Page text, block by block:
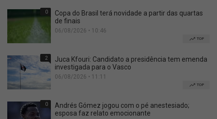
0
Copa do Brasil terá novidade a partir das quartas
de finais
06/08/2026 • 10:46
TOP
2
Juca Kfouri: Candidato a presidência tem emenda
investigada para o Vasco
06/08/2026 • 11:11
TOP
0
Andrés Gómez jogou com o pé anestesiado;
esposa faz relato emocionante